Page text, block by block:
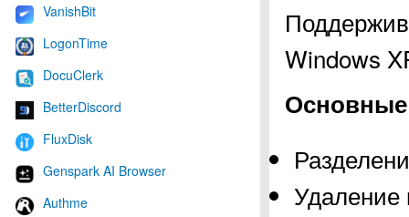
VanishBit
LogonTime
DocuClerk
BetterDiscord
FluxDisk
Genspark AI Browser
Authme
Windows
Основные
Удаление